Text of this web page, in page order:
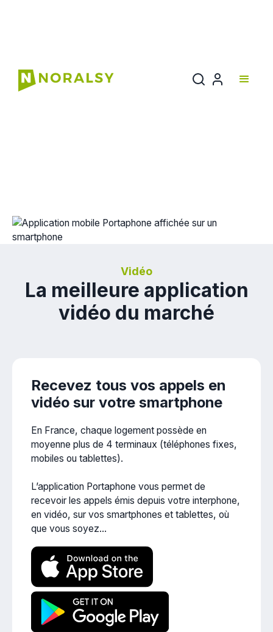
APPLICATION
Vidéo
La meilleure application
vidéo du marché
Recevez tous vos appels en
vidéo sur votre smartphone
En France, chaque logement possède en
moyenne plus de 4 terminaux (téléphones fixes,
mobiles ou tablettes).
L’application Portaphone vous permet de
recevoir les appels émis depuis votre interphone,
en vidéo, sur vos smartphones et tablettes, où
que vous soyez...